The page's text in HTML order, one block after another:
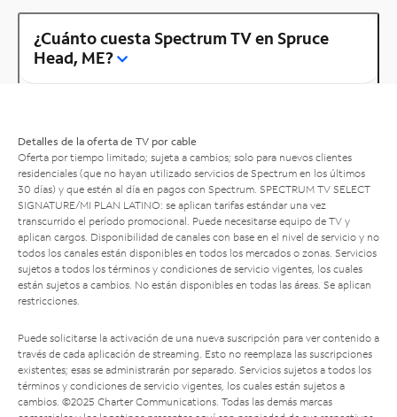
¿Cuánto cuesta Spectrum TV en Spruce
Head, ME?
Detalles de la oferta de TV por cable
Oferta por tiempo limitado; sujeta a cambios; solo para nuevos clientes
residenciales (que no hayan utilizado servicios de Spectrum en los últimos
30 días) y que estén al día en pagos con Spectrum. SPECTRUM TV SELECT
SIGNATURE/MI PLAN LATINO: se aplican tarifas estándar una vez
transcurrido el período promocional. Puede necesitarse equipo de TV y
aplican cargos. Disponibilidad de canales con base en el nivel de servicio y no
todos los canales están disponibles en todos los mercados o zonas. Servicios
sujetos a todos los términos y condiciones de servicio vigentes, los cuales
están sujetos a cambios. No están disponibles en todas las áreas. Se aplican
restricciones.
Puede solicitarse la activación de una nueva suscripción para ver contenido a
través de cada aplicación de streaming. Esto no reemplaza las suscripciones
existentes; esas se administrarán por separado. Servicios sujetos a todos los
términos y condiciones de servicio vigentes, los cuales están sujetos a
cambios. ©2025 Charter Communications. Todas las demás marcas